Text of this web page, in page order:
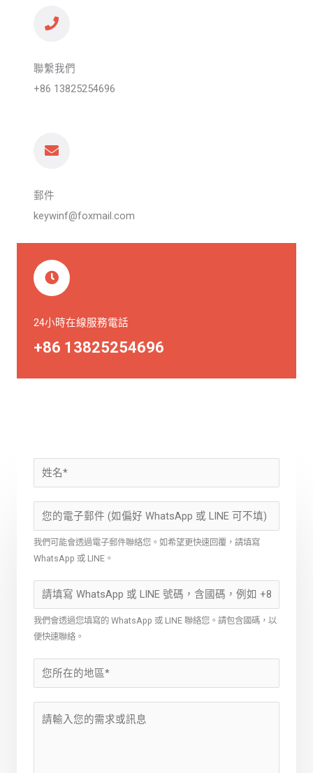
聯繫我們
+86 13825254696
郵件
keywinf@foxmail.com
24小時在線服務電話
+86 13825254696
我們可能會透過電子郵件聯絡您。如希望更快速回覆，請填寫
WhatsApp 或 LINE。
我們會透過您填寫的 WhatsApp 或 LINE 聯絡您。請包含國碼，以
便快速聯絡。